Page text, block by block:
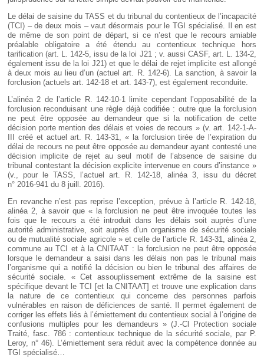
Le délai de saisine du TASS et du tribunal du contentieux de l’incapacité
(TCI) – de deux mois – vaut désormais pour le TGI spécialisé. Il en est
de même de son point de départ, si ce n’est que le recours amiable
préalable obligatoire a été étendu au contentieux technique hors
tarification (art. L. 142-5, issu de la loi J21 ; v. aussi CASF, art. L. 134-2,
également issu de la loi J21) et que le délai de rejet implicite est allongé
à deux mois au lieu d’un (actuel art. R. 142-6). La sanction, à savoir la
forclusion (actuels art. 142-18 et art. 143-7), est également reconduite.
L’alinéa 2 de l’article R. 142-10-1 limite cependant l’opposabilité de la
forclusion reconduisant une règle déjà codifiée : outre que la forclusion
ne peut être opposée au demandeur que si la notification de cette
décision porte mention des délais et voies de recours » (v. art. 142-1-A-
III créé et actuel art. R. 143-31, « la forclusion tirée de l’expiration du
délai de recours ne peut être opposée au demandeur ayant contesté une
décision implicite de rejet au seul motif de l’absence de saisine du
tribunal contestant la décision explicite intervenue en cours d’instance »
(v., pour le TASS, l’actuel art. R. 142-18, alinéa 3, issu du décret
n° 2016-941 du 8 juill. 2016).
En revanche n’est pas reprise l’exception, prévue à l’article R. 142-18,
alinéa 2, à savoir que « la forclusion ne peut être invoquée toutes les
fois que le recours a été introduit dans les délais soit auprès d’une
autorité administrative, soit auprès d’un organisme de sécurité sociale
ou de mutualité sociale agricole » et celle de l’article R. 143-31, alinéa 2,
commune au TCI et à la CNITAAT : la forclusion ne peut être opposée
lorsque le demandeur a saisi dans les délais non pas le tribunal mais
l’organisme qui a notifié la décision ou bien le tribunal des affaires de
sécurité sociale. « Cet assouplissement extrême de la saisine est
spécifique devant le TCI [et la CNITAAT] et trouve une explication dans
la nature de ce contentieux qui concerne des personnes parfois
vulnérables en raison de déficiences de santé. Il permet également de
corriger les effets liés à l’émiettement du contentieux social à l’origine de
confusions multiples pour les demandeurs » (J.-Cl Protection sociale
Traité, fasc. 786 : contentieux technique de la sécurité sociale, par P.
Leroy, n° 46). L’émiettement sera réduit avec la compétence donnée au
TGI spécialisé…